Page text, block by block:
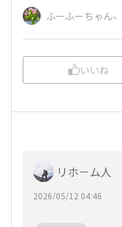
ふーふーちゃん、
いいね
リホ－ム人
2026/05/12 04:46